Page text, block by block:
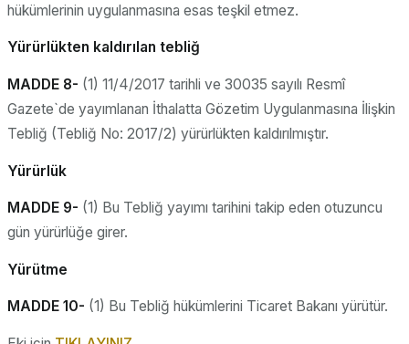
hükümlerinin uygulanmasına esas teşkil etmez.
Yürürlükten kaldırılan tebliğ
MADDE 8- (1) 11/4/2017 tarihli ve 30035 sayılı Resmî
Gazete`de yayımlanan İthalatta Gözetim Uygulanmasına İlişkin
Tebliğ (Tebliğ No: 2017/2) yürürlükten kaldırılmıştır.
Yürürlük
MADDE 9- (1) Bu Tebliğ yayımı tarihini takip eden otuzuncu
gün yürürlüğe girer.
Yürütme
MADDE 10- (1) Bu Tebliğ hükümlerini Ticaret Bakanı yürütür.